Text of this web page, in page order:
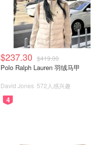
$237.30 $419.00
Polo Ralph Lauren 羽绒马甲
David Jones 572人感兴趣
4